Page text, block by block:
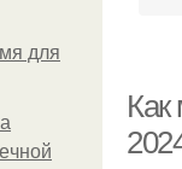
для
Как